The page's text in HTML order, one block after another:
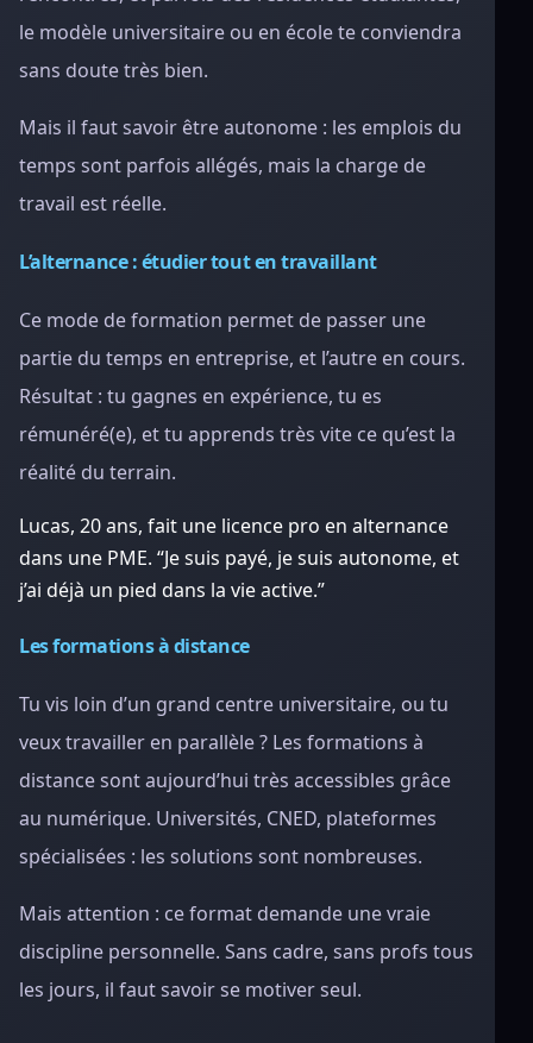
le modèle universitaire ou en école te conviendra
sans doute très bien.
Mais il faut savoir être autonome : les emplois du
temps sont parfois allégés, mais la charge de
travail est réelle.
L’alternance : étudier tout en travaillant
Ce mode de formation permet de passer une
partie du temps en entreprise, et l’autre en cours.
Résultat : tu gagnes en expérience, tu es
rémunéré(e), et tu apprends très vite ce qu’est la
réalité du terrain.
Lucas, 20 ans, fait une licence pro en alternance
dans une PME. “Je suis payé, je suis autonome, et
j’ai déjà un pied dans la vie active.”
Les formations à distance
Tu vis loin d’un grand centre universitaire, ou tu
veux travailler en parallèle ? Les formations à
distance sont aujourd’hui très accessibles grâce
au numérique. Universités, CNED, plateformes
spécialisées : les solutions sont nombreuses.
Mais attention : ce format demande une vraie
discipline personnelle. Sans cadre, sans profs tous
les jours, il faut savoir se motiver seul.